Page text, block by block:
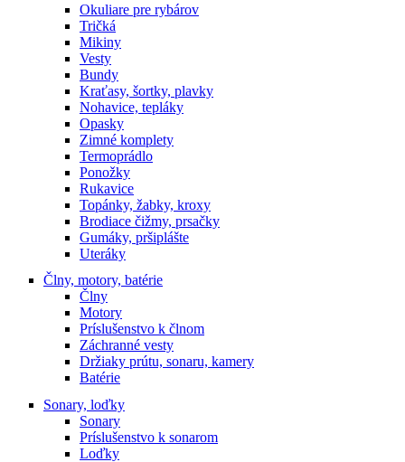
Okuliare pre rybárov
Tričká
Mikiny
Vesty
Bundy
Kraťasy, šortky, plavky
Nohavice, tepláky
Opasky
Zimné komplety
Termoprádlo
Ponožky
Rukavice
Topánky, žabky, kroxy
Brodiace čižmy, prsačky
Gumáky, pršiplášte
Uteráky
Člny, motory, batérie
Člny
Motory
Príslušenstvo k člnom
Záchranné vesty
Držiaky prútu, sonaru, kamery
Batérie
Sonary, loďky
Sonary
Príslušenstvo k sonarom
Loďky